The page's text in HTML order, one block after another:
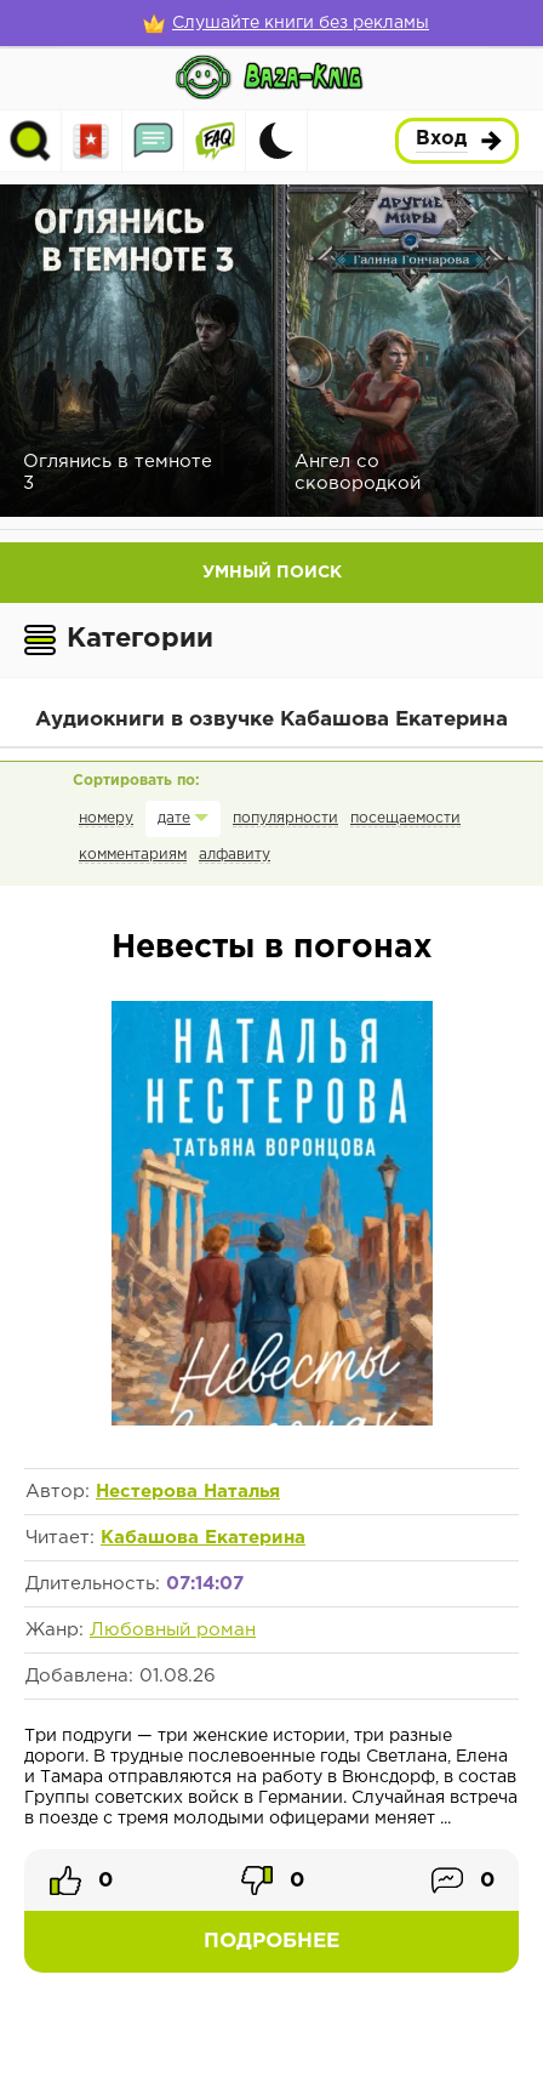
Слушайте книги без рекламы
Вход
Оглянись в темноте
3
Ангел со
сковородкой
УМНЫЙ ПОИСК
Категории
Аудиокниги в озвучке Кабашова Екатерина
номеру дате популярности посещаемости
комментариям алфавиту
Невесты в погонах
Автор: Нестерова Наталья
Читает: Кабашова Екатерина
Длительность: 07:14:07
Жанр: Любовный роман
Добавлена: 01.08.26
Три подруги — три женские истории, три разные
дороги. В трудные послевоенные годы Светлана, Елена
и Тамара отправляются на работу в Вюнсдорф, в состав
Группы советских войск в Германии. Случайная встреча
в поезде с тремя молодыми офицерами меняет ...
ПОДРОБНЕЕ
0 0 0